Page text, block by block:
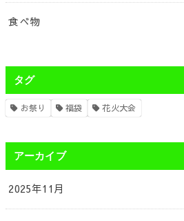
食べ物
タグ
お祭り 福袋 花火大会
アーカイブ
2025年11月